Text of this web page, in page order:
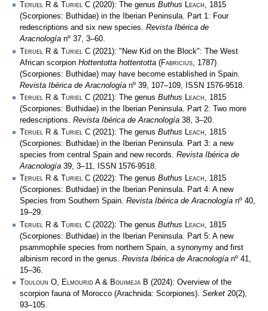
Teruel R & Turiel C (2020): The genus Buthus Leach, 1815
(Scorpiones: Buthidae) in the Iberian Peninsula. Part 1: Four
redescriptions and six new species. Revista Ibérica de
Aracnología nº 37, 3–60.
Teruel R & Turiel C (2021): "New Kid on the Block": The West
African scorpion Hottentotta hottentotta (Fabricius , 1787)
(Scorpiones: Buthidae) may have become established in Spain.
Revista Ibérica de Aracnología nº 39, 107–109, ISSN 1576-9518.
Teruel R & Turiel C (2021): The genus Buthus Leach, 1815
(Scorpiones: Buthidae) in the Iberian Peninsula. Part 2: Two more
redescriptions. Revista Ibérica de Aracnología 38, 3–20.
Teruel R & Turiel C (2021): The genus Buthus Leach, 1815
(Scorpiones: Buthidae) in the Iberian Peninsula. Part 3: a new
species from central Spain and new records. Revista Ibérica de
Aracnología 39, 3–11, ISSN 1576-9518.
Teruel R & Turiel C (2022): The genus Buthus Leach, 1815
(Scorpiones: Buthidae) in the Iberian Peninsula. Part 4: A new
Species from Southern Spain. Revista Ibérica de Aracnología nº 40,
19–29.
Teruel R & Turiel C (2022): The genus Buthus Leach , 1815
(Scorpiones: Buthidae) in the Iberian Peninsula. Part 5: A new
psammophile species from northern Spain, a synonymy and first
albinism record in the genus. Revista Ibérica de Aracnología nº 41,
15–36.
Touloun O, Elmourid A & Bouimeja B (2024): Overview of the
scorpion fauna of Morocco (Arachnida: Scorpiones). Serket 20(2),
93–105.